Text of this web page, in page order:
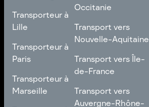
Transporteur à
Strasbourg
Transporteur à
Lille
Transporteur à
Lille
Transporteur à
Paris
Transporteur à
Paris
Transporteur à
Marseille
Occitanie
Transport vers
Occitanie
Transport vers
Nouvelle-Aquitaine
Transport vers
Nouvelle-Aquitaine
Transport vers Île-
de-France
Transport vers Île-
de-France
Transport vers
Auvergne-Rhône-